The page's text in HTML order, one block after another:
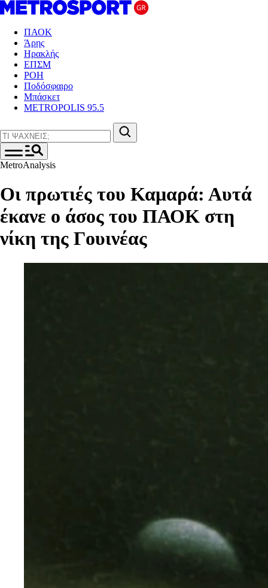
ΠΑΟΚ
Άρης
Ηρακλής
ΕΠΣΜ
ΡΟΗ
Ποδόσφαιρο
Μπάσκετ
METROPOLIS 95.5
MetroAnalysis
Οι πρωτιές του Καμαρά: Αυτά
έκανε ο άσος του ΠΑΟΚ στη
νίκη της Γουινέας